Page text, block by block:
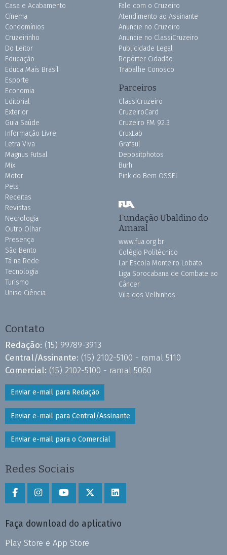
Casa e Acabamento
Cinema
Condomínios
Cruzeirinho
Do Leitor
Educação
Educa Mais Brasil
Esporte
Economia
Editorial
Exterior
Guia Saúde
Informação Livre
Letra Viva
Magnus Futsal
Mix
Motor
Pets
Receitas
Revistas
Necrologia
Outro Olhar
Presença
São Bento
Tá na Rede
Tecnologia
Turismo
Uniso Ciência
Fale com o Cruzeiro
Atendimento ao Assinante
Anuncie no Cruzeiro
Anuncie no ClassiCruzeiro
Publicidade Legal
Repórter Cidadão
Trabalhe Conosco
Parceiros
ClassiCruzeiro
CruzeiroCard
Cruzeiro FM 92.3
CruxLab
Grafsul
Depositphotos
Burh
Pink do Bem OSSEL
Fundação Ubaldino do
Amaral
www.fua.org.br
Colégio Politécnico
Lar Escola Monteiro Lobato
Liga Sorocabana de Combate ao
Câncer
Vila dos Velhinhos
Contato
Redação: (15) 99789-3913
Central/Assinante: (15) 2102-5100 - ramal 5110
Comercial: (15) 2102-5100 - ramal 5060
Enviar e-mail para Redação
Enviar e-mail para Central/Assinante
Enviar e-mail para o Comercial
Redes Sociais
Faça download do aplicativo
Play Store e App Store